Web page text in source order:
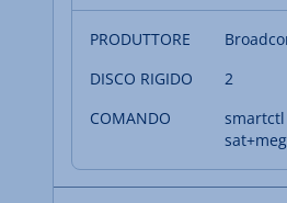
2
smartctl